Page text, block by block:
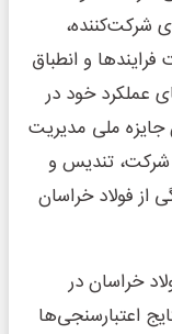
شرکت‌کننده،
و‌ انطباق
عملکرد خود در
ملی مدیریت
شرکت، تندیس و‌
از فولاد خراسان
خراسان در
اعتبارسنجی‌ها